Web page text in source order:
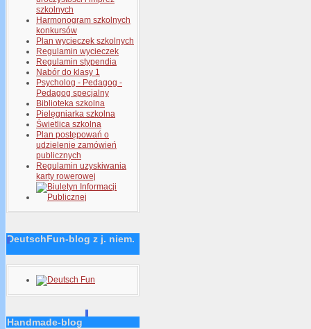
szkolnych
Harmonogram szkolnych
konkursów
Plan wycieczek szkolnych
Regulamin wycieczek
Regulamin stypendia
Nabór do klasy 1
Psycholog - Pedagog -
Pedagog specjalny
Biblioteka szkolna
Pielęgniarka szkolna
Świetlica szkolna
Plan postępowań o
udzielenie zamówień
publicznych
Regulamin uzyskiwania
karty rowerowej
DeutschFun-blog z j. niem.
Handmade-blog